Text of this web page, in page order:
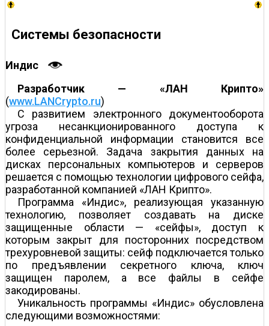
Системы безопасности
Индис
Разработчик — «ЛАН Крипто»
(www.LANCrypto.ru)
С развитием электронного документооборота
угроза несанкционированного доступа к
конфиденциальной информации становится все
более серьезной. Задача закрытия данных на
дисках персональных компьютеров и серверов
решается с помощью технологии цифрового сейфа,
разработанной компанией «ЛАН Крипто».
Программа «Индис», реализующая указанную
технологию, позволяет создавать на диске
защищенные области — «сейфы», доступ к
которым закрыт для посторонних посредством
трехуровневой защиты: сейф подключается только
по предъявлении секретного ключа, ключ
защищен паролем, а все файлы в сейфе
закодированы.
Уникальность программы «Индис» обусловлена
следующими возможностями: